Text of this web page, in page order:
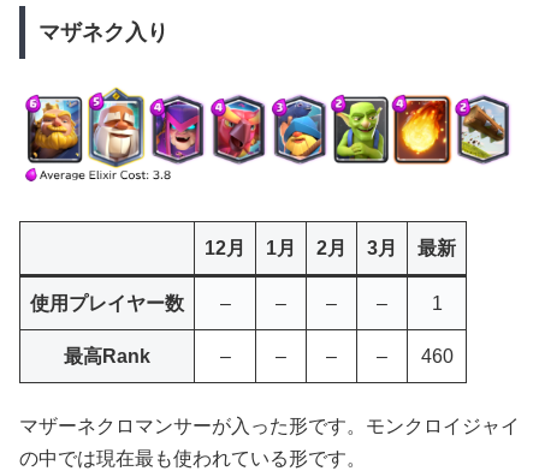
マザネク入り
12月 1月 2月 3月 最新
使用プレイヤー数 – – – – 1
最高Rank – – – – 460
マザーネクロマンサーが入った形です。モンクロイジャイ
の中では現在最も使われている形です。